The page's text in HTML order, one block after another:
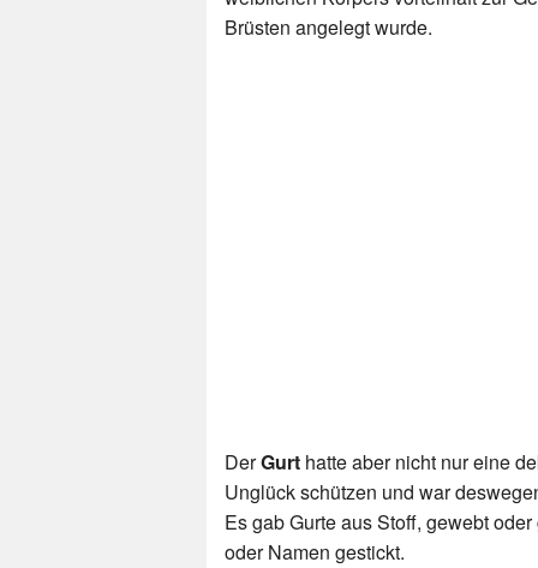
Brüsten angelegt wurde.
DerGurt hatte aber nicht nur eine
Unglück schützen und war
Es gab Gurte aus Stoff, gewebt
oder Namen gestickt.